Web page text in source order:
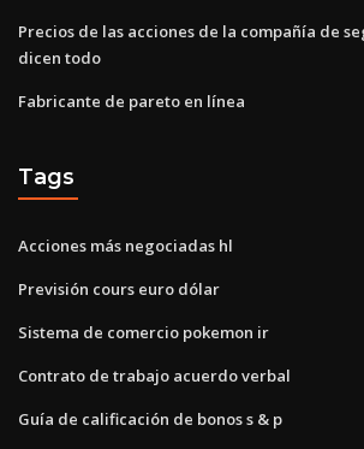
Precios de las acciones de la compañía de
dicen todo
Fabricante de pareto en línea
Tags
Acciones más negociadas hl
Previsión cours euro dólar
Sistema de comercio pokemon ir
Contrato de trabajo acuerdo verbal
Guía de calificación de bonos s & p